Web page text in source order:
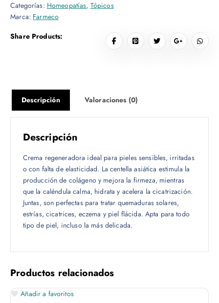
Categorías: Homeopatías, Tópicos
Marca: Farmeco
Share Products:
Descripción Valoraciones (0)
Descripción
Crema regeneradora ideal para pieles sensibles, irritadas
o con falta de elasticidad. La centella asiática estimula la
producción de colágeno y mejora la firmeza, mientras
que la caléndula calma, hidrata y acelera la cicatrización.
Juntas, son perfectas para tratar quemaduras solares,
estrías, cicatrices, eczema y piel flácida. Apta para todo
tipo de piel, incluso la más delicada.
Productos relacionados
Añadir a favoritos